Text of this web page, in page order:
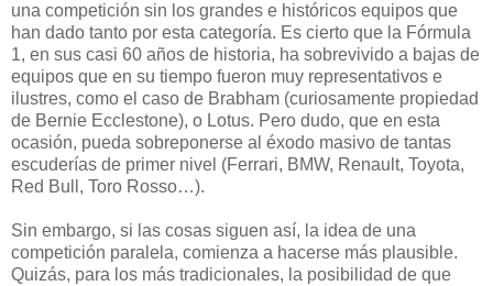
una competición sin los grandes e históricos equipos que
han dado tanto por esta categoría. Es cierto que la Fórmula
1, en sus casi 60 años de historia, ha sobrevivido a bajas de
equipos que en su tiempo fueron muy representativos e
ilustres, como el caso de Brabham (curiosamente propiedad
de Bernie Ecclestone), o Lotus. Pero dudo, que en esta
ocasión, pueda sobreponerse al éxodo masivo de tantas
escuderías de primer nivel (Ferrari, BMW, Renault, Toyota,
Red Bull, Toro Rosso…).
Sin embargo, si las cosas siguen así, la idea de una
competición paralela, comienza a hacerse más plausible.
Quizás, para los más tradicionales, la posibilidad de que